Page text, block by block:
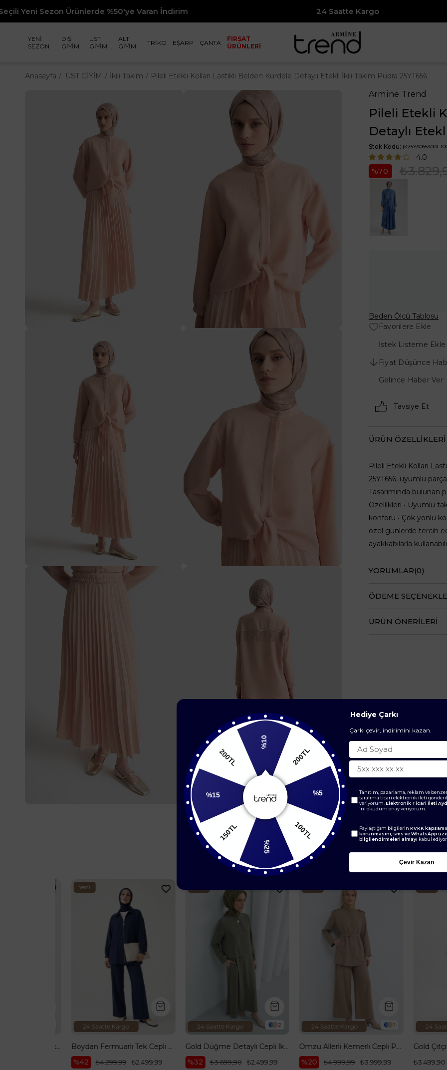
%50'ye Varan İndirim 7500₺
YENİ
SEZON
DIŞ
GİYİM
ÜST
GİYİM
ALT
GİYİM
TRİKO EŞARP ÇANTA
FIRSAT
ÜRÜNLERİ
Anasayfa ÜST GİYİM İkili Takım Pileli Etekli Kolları Lastikli Belden Kurdele Detaylı Etekli İkili Takım Pudra 25YT656
Armine Trend
Pileli Etekli
Detaylı
Stok Kodu (K25YA0654001-
4.0
70
Beden Ölçü Tablosu
Favorilere Ekle
İstek Listeme Ekle
Fiyat Düşünce
Gelince Haber Ver
Tavsiye Et
ÜRÜN ÖZELLIKLERI
Pileli Etekli Kolları
25YT656, uyumlu
Tasarımında bulunan
Özellikleri • Uyumlu
konforu • Çok yönlü
özel günlerde tercih
ayakkabılarla
YORUMLAR(0)
ÖDEME
ÜRÜN ÖNERILERI
BENZER ÜRÜNLER
24 Saatte Kargo
Boydan Fermuarlı Tek Cepli Pantolonlu İkili Takım İndigo 26YT697
₺2.499,99
₺4.299,99
24 Saatte Kargo
Yeni
Gold Düğme Detaylı Cepli İkili Takım Haki 26YT616
₺2.499,99
₺3.699,90
1
24 Saatte Kargo
Omzu Allerli Kemerli Cepli Pantolonlu İkili Takım Vizon 26YT636
%20
₺3.999,99
₺4.999,99
24 Saatte
₺3.499,90
%10 200TL
100TL
%25
150TL
%15
200TL
Hediye Çarkı
Çarkı çevir, indirimini kazan.
Tanıtım, pazarlama, reklam ve
tarafıma ticari elektronik ileti
veriyorum. Elektronik Ticari İleti
'ni okudum onay veriyorum.
Paylaştığım bilgilerin KVKK
korunmasını, sms ve WhatsApp
bilgilendirmeleri almayı kabul
Çevir Kazan